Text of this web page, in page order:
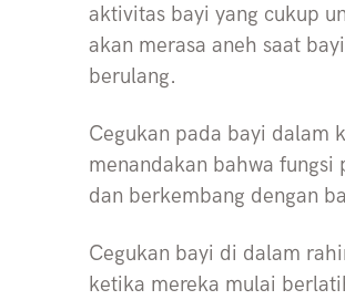
aktivitas bayi yang cukup
akan merasa aneh saat
berulang.
Cegukan pada bayi dalam
menandakan bahwa
dan berkembang dengan
Cegukan bayi di dalam
ketika mereka mulai